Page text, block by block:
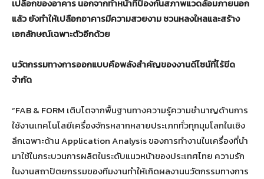
เปลือกของอาคาร นอกจากทำหน้าที่ป้องกันสภาพแวดล้อมภายนอก
แล้ว ยังทำให้เปลือกอาคารมีความสวยงาม ชวนหลงใหลและสร้าง
เอกลักษณ์เฉพาะตัวอีกด้วย
นวัตกรรมทางการออกแบบคือพลังสำคัญของงานดีไซน์ที่ไร้ขีด
จำกัด
“FAB & FORM เติบโตจากพื้นฐานทางความรู้ความชำนาญด้านการ
ใช้งานเทคโนโลยีเครื่องจักรหลากหลายประเภททั่วทุกมุมโลกในเชิง
ลึกเฉพาะด้าน Application Analysis ของการทำงานในเครื่องที่นำ
มาใช้ในกระบวนการผลิตในระดับแนวหน้าของประเทศไทย ความรัก
ในงานสถาปัตยกรรมของทีมงานทำให้เกิดผลงานนวัตกรรมทางการ